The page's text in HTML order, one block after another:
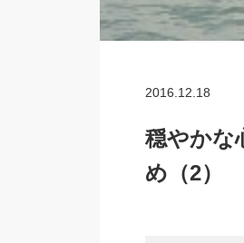
2016.12.18
穏やかな
め（2）